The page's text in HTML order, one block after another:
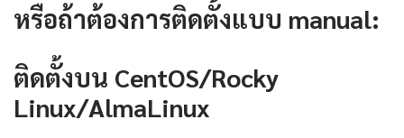
หรือถ้าต้องการติดตั้งแบบ manual:
ติดตั้งบน CentOS/Rocky
Linux/AlmaLinux